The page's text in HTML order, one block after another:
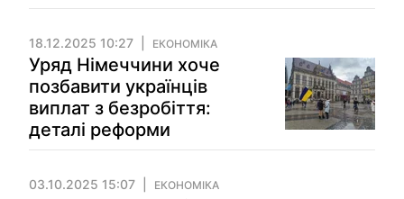
18.12.2025 10:27 ЕКОНОМІКА
Уряд Німеччини хоче
позбавити українців
виплат з безробіття:
деталі реформи
03.10.2025 15:07 ЕКОНОМІКА